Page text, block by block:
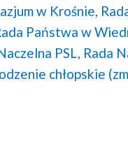
w Krośnie,
Państwa w
PSL, Rada
chłopskie